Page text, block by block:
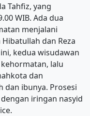
Tahfiz, yang
WIB. Ada dua
menjalani
dan Reza
kedua wisudawan
lalu
dan
dan ibunya. Prosesi
iringan nasyid